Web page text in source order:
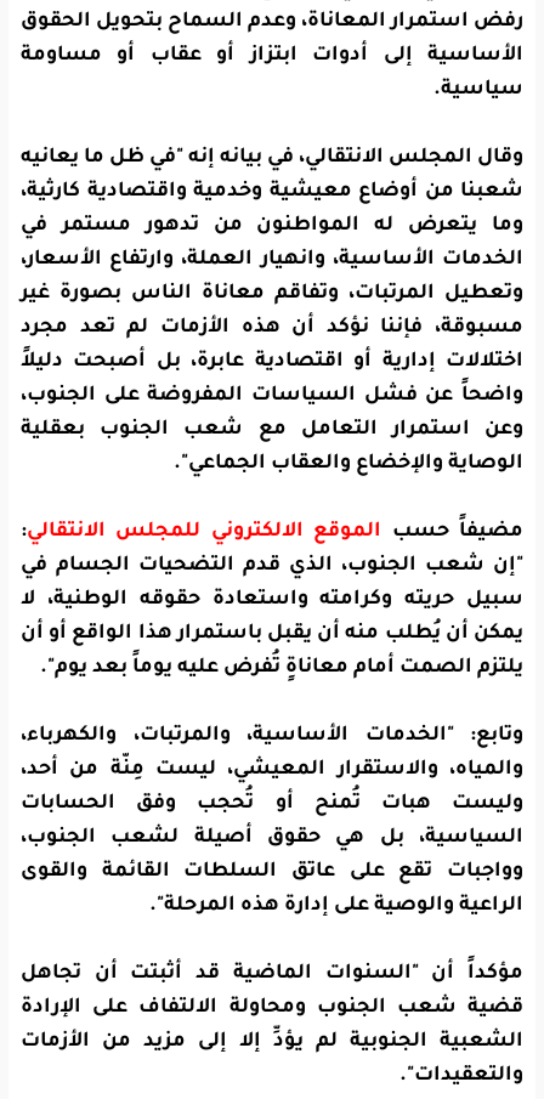
رفض استمرار المعاناة، وعدم السماح بتحويل الحقوق
الأساسية إلى أدوات ابتزاز أو عقاب أو مساومة
سياسية.
وقال المجلس الانتقالي، في بيانه إنه "في ظل ما يعانيه
شعبنا من أوضاع معيشية وخدمية واقتصادية كارثية،
وما يتعرض له المواطنون من تدهور مستمر في
الخدمات الأساسية، وانهيار العملة، وارتفاع الأسعار،
وتعطيل المرتبات، وتفاقم معاناة الناس بصورة غير
مسبوقة، فإننا نؤكد أن هذه الأزمات لم تعد مجرد
اختلالات إدارية أو اقتصادية عابرة، بل أصبحت دليلاً
واضحاً عن فشل السياسات المفروضة على الجنوب،
وعن استمرار التعامل مع شعب الجنوب بعقلية
الوصاية والإخضاع والعقاب الجماعي".
مضيفاً حسب الموقع الالكتروني للمجلس الانتقالي:
"إن شعب الجنوب، الذي قدم التضحيات الجسام في
سبيل حريته وكرامته واستعادة حقوقه الوطنية، لا
يمكن أن يُطلب منه أن يقبل باستمرار هذا الواقع أو أن
يلتزم الصمت أمام معاناةٍ تُفرض عليه يوماً بعد يوم".
وتابع: "الخدمات الأساسية، والمرتبات، والكهرباء،
والمياه، والاستقرار المعيشي، ليست مِنّة من أحد،
وليست هبات تُمنح أو تُحجب وفق الحسابات
السياسية، بل هي حقوق أصيلة لشعب الجنوب،
وواجبات تقع على عاتق السلطات القائمة والقوى
الراعية والوصية على إدارة هذه المرحلة".
مؤكداً أن "السنوات الماضية قد أثبتت أن تجاهل
قضية شعب الجنوب ومحاولة الالتفاف على الإرادة
الشعبية الجنوبية لم يؤدِّ إلا إلى مزيد من الأزمات
والتعقيدات".